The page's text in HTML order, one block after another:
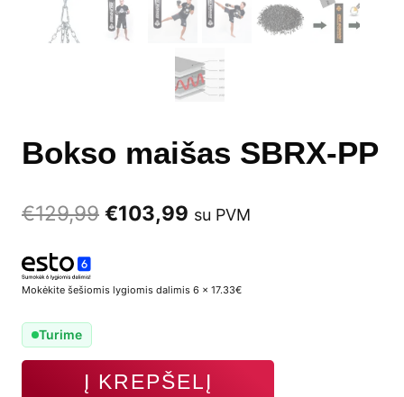
Bokso maišas SBRX-PP
€129,99 Original
was:
€103,99 Current
is:
su PVM
Mokėkite šešiomis lygiomis dalimis 6 x 17.33€
Turime
produktoĮ KREPŠELĮ